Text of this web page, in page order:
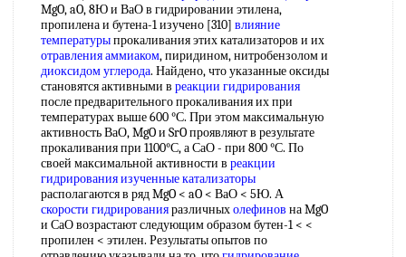
MgO, aO, 8Ю и ВаО в гидрировании этилена,
пропилена и бутена-1 изучено [310] влияние
температурыпрокаливания этих катализаторов и их
отравления аммиаком, пиридином, нитробензолом и
диоксидом углерода. Найдено, что указанные оксиды
становятся активными в реакции гидрирования
после предварительного прокаливания их при
температурах выше 600 °С. При этом максимальную
активность ВаО, MgO и SrO проявляют в результате
прокаливания при 1100°С, а СаО - при 800 °С. По
своей максимальной активности в реакции
гидрированияизученные катализаторы
располагаются в ряд MgO < aO < ВаО < 5Ю. А
скорости гидрированияразличныхолефинов на MgO
и СаО возрастают следующим образом бутен-1 < <
пропилен < этилен. Результаты опытов по